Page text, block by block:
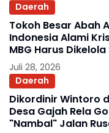
Daerah
Tokoh Besar Abah
Indonesia Alami
MBG Harus
Juli 28, 2026
Daerah
Dikordinir Wintoro
Desa Gajah Rela Gotong Royong Perbaiki
"Nambal" Jalan